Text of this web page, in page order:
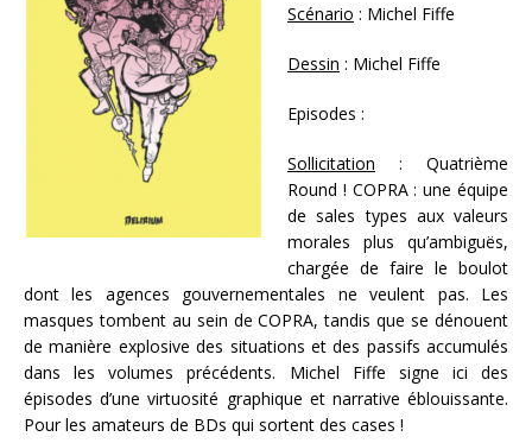
Scénario : Michel Fiffe
Dessin : Michel Fiffe
Episodes :
Sollicitation : Quatrième
Round ! COPRA : une équipe
de sales types aux valeurs
morales plus qu’ambiguës,
chargée de faire le boulot
dont les agences gouvernementales ne veulent pas. Les
masques tombent au sein de COPRA, tandis que se dénouent
de manière explosive des situations et des passifs accumulés
dans les volumes précédents. Michel Fiffe signe ici des
épisodes d’une virtuosité graphique et narrative éblouissante.
Pour les amateurs de BDs qui sortent des cases !